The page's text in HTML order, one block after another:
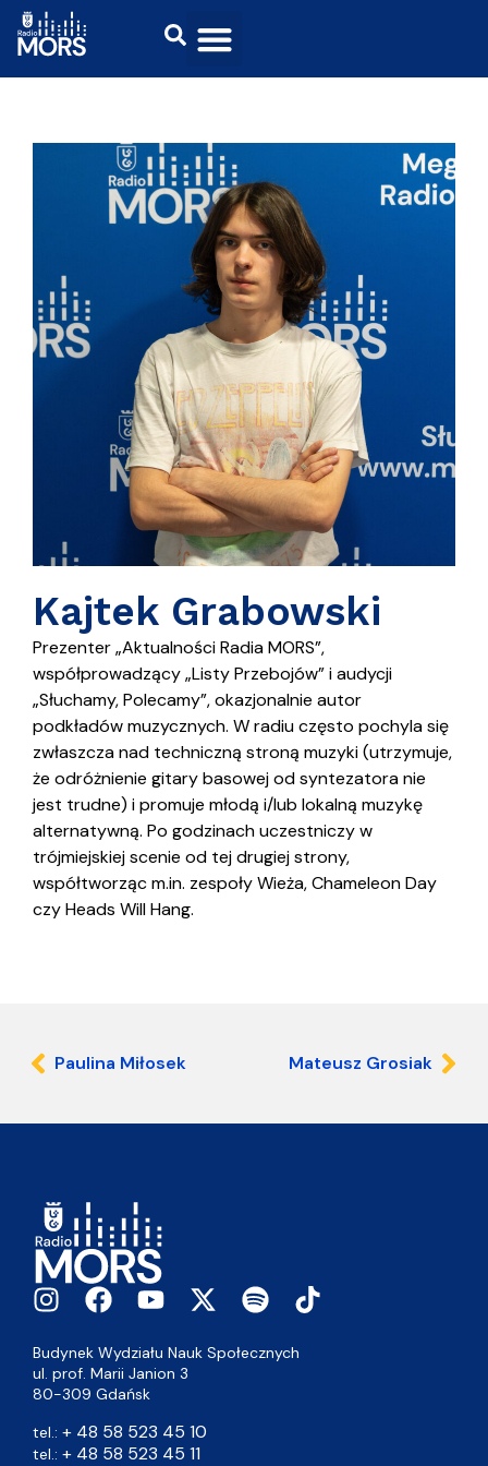
Kajtek Grabowski
Prezenter „Aktualności Radia MORS”,
współprowadzący „Listy Przebojów” i audycji
„Słuchamy, Polecamy”, okazjonalnie autor
podkładów muzycznych. W radiu często pochyla się
zwłaszcza nad techniczną stroną muzyki (utrzymuje,
że odróżnienie gitary basowej od syntezatora nie
jest trudne) i promuje młodą i/lub lokalną muzykę
alternatywną. Po godzinach uczestniczy w
trójmiejskiej scenie od tej drugiej strony,
współtworząc m.in. zespoły Wieża, Chameleon Day
czy Heads Will Hang.
Paulina Miłosek Mateusz Grosiak
Budynek Wydziału Nauk Społecznych
ul. prof. Marii Janion 3
80-309 Gdańsk
tel.: + 48 58 523 45 10
tel.: + 48 58 523 45 11